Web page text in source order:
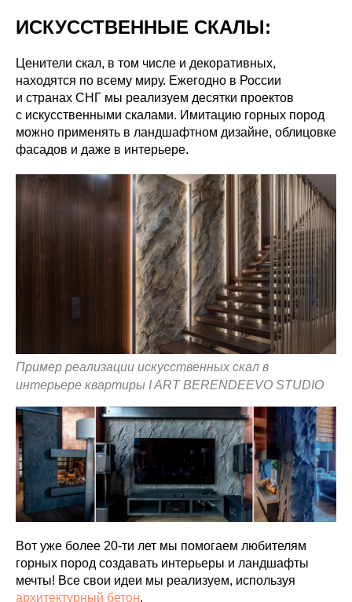
ИСКУССТВЕННЫЕ СКАЛЫ:
Ценители скал, в том числе и декоративных,
находятся по всему миру. Ежегодно в России
и странах СНГ мы реализуем десятки проектов
с искусственными скалами. Имитацию горных пород
можно применять в ландшафтном дизайне, облицовке
фасадов и даже в интерьере.
Пример реализации искусственных скал в
интерьере квартиры I ART BERENDEEVO STUDIO
Вот уже более 20-ти лет мы помогаем любителям
горных пород создавать интерьеры и ландшафты
мечты! Все свои идеи мы реализуем, используя
архитектурный бетон.